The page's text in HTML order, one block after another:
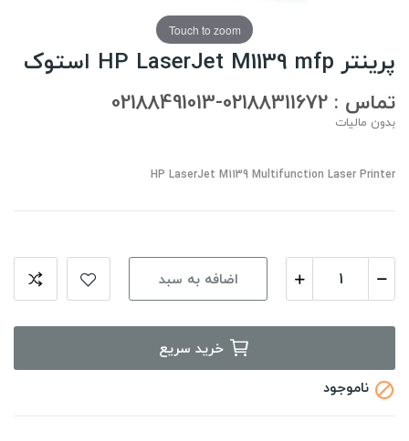
Touch to zoom
پرینتر HP LaserJet M1139 mfp استوک
تماس : 02188311672-02188491013
بدون مالیات
HP LaserJet M1139 Multifunction Laser Printer
اضافه به سبد
خرید سریع
 ناموجود